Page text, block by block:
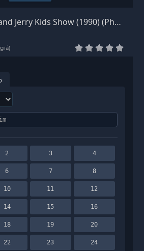
Jerry Kids Show (1990) (Phần
2 3 4
6 7 8
10 11 12
14 15 16
18 19 20
22 23 24